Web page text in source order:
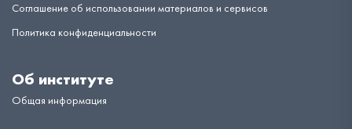
Соглашение об использовании материалов и сервисов
Политика конфиденциальности
Об институте
Общая информация